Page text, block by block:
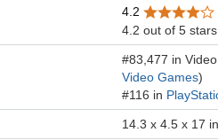
4.2
4.2 out of 5 stars
#83,477 in
Video Games)
#116 in
14.3 x 4.5 x 17